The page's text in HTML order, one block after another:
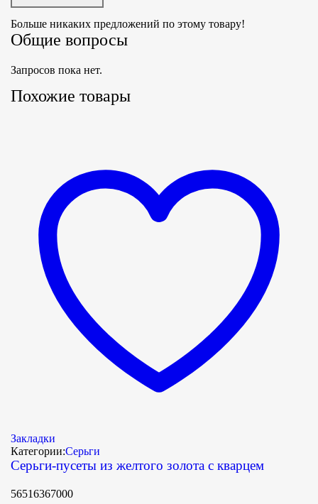
Больше никаких предложений по этому товару!
Общие вопросы
Запросов пока нет.
Похожие товары
Закладки
Категории:Серьги
Серьги-пусеты из желтого золота с кварцем
56516367000